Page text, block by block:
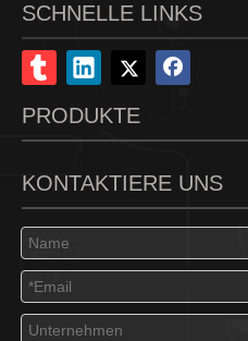
SCHNELLE LINKS
PRODUKTE
KONTAKTIERE UNS